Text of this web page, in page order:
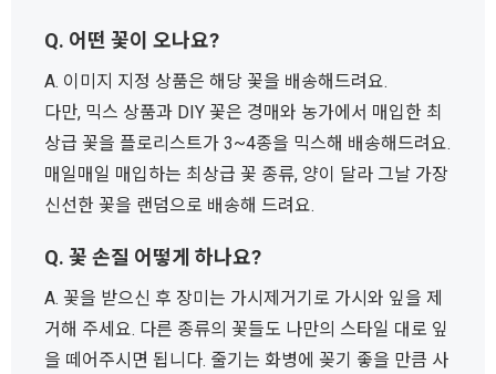
Q. 어떤 꽃이 오나요?
A. 이미지 지정 상품은 해당 꽃을 배송해드려요.
다만, 믹스 상품과 DIY 꽃은 경매와 농가에서 매입한 최
상급 꽃을 플로리스트가 3~4종을 믹스해 배송해드려요.
매일매일 매입하는 최상급 꽃 종류, 양이 달라 그날 가장
신선한 꽃을 랜덤으로 배송해 드려요.
Q. 꽃 손질 어떻게 하나요?
A. 꽃을 받으신 후 장미는 가시제거기로 가시와 잎을 제
거해 주세요. 다른 종류의 꽃들도 나만의 스타일 대로 잎
을 떼어주시면 됩니다. 줄기는 화병에 꽂기 좋을 만큼 사